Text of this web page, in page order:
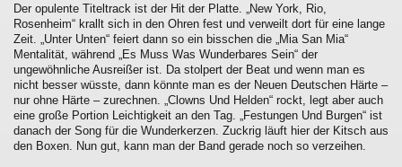
Der opulente Titeltrack ist der Hit der Platte. „New York, Rio,
Rosenheim“ krallt sich in den Ohren fest und verweilt dort für eine lange
Zeit. „Unter Unten“ feiert dann so ein bisschen die „Mia San Mia“
Mentalität, während „Es Muss Was Wunderbares Sein“ der
ungewöhnliche Ausreißer ist. Da stolpert der Beat und wenn man es
nicht besser wüsste, dann könnte man es der Neuen Deutschen Härte –
nur ohne Härte – zurechnen. „Clowns Und Helden“ rockt, legt aber auch
eine große Portion Leichtigkeit an den Tag. „Festungen Und Burgen“ ist
danach der Song für die Wunderkerzen. Zuckrig läuft hier der Kitsch aus
den Boxen. Nun gut, kann man der Band gerade noch so verzeihen.